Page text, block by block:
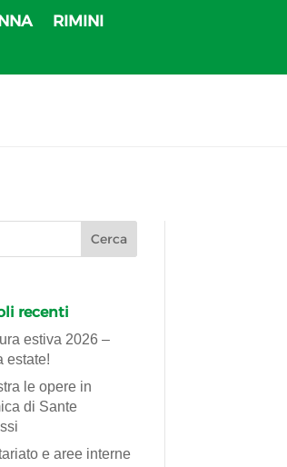
RIMINI
recenti
estiva 2026 –
estate!
le opere in
di Sante
e aree interne